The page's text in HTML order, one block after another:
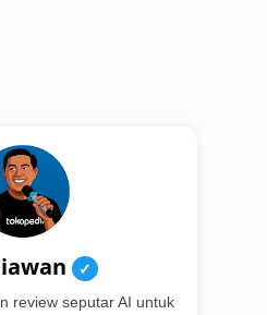
✓
review seputar AI untuk